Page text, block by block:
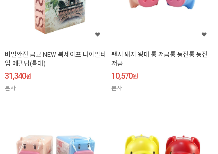
비밀안전 금고 NEW 북세이프 다이얼타
입 에펠탑(특대)
31,340원
본사
팬시 돼지 왕대 통 저금통 동전통 동전
저금
10,570원
본사